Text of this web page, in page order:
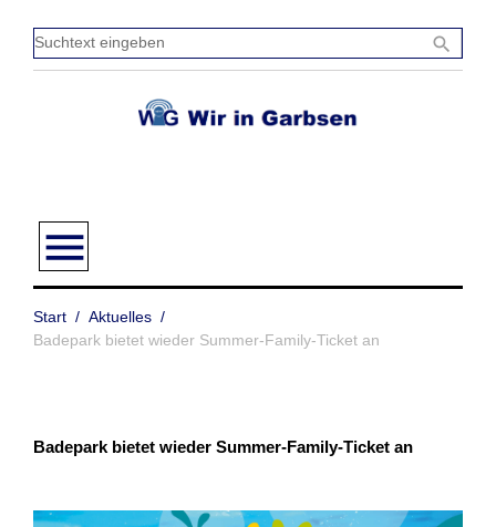
Inhalt
springen
search
menu
Start / Aktuelles /
Badepark bietet wieder Summer-Family-Ticket an
Badepark bietet wieder Summer-Family-Ticket an